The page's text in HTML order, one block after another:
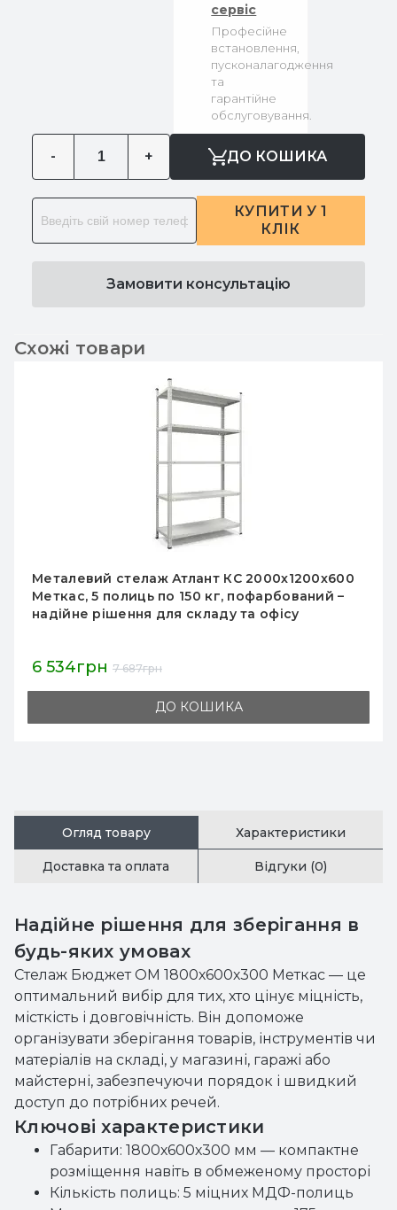
сервіс
Професійне
встановлення,
пусконалагодження
та
гарантійне
обслуговування.
- + ДО КОШИКА
КУПИТИ У 1
КЛІК
Замовити консультацію
Схожі товари
Металевий стелаж Атлант КС 2000х1200х600
Меткас, 5 полиць по 150 кг, пофарбований –
надійне рішення для складу та офісу
6 534грн 7 687грн
ДО КОШИКА
Огляд товару Характеристики
Доставка та оплата Відгуки (0)
Надійне рішення для зберігання в
будь-яких умовах
Стелаж Бюджет ОМ 1800х600х300 Меткас — це
оптимальний вибір для тих, хто цінує міцність,
місткість і довговічність. Він допоможе
організувати зберігання товарів, інструментів чи
матеріалів на складі, у магазині, гаражі або
майстерні, забезпечуючи порядок і швидкий
доступ до потрібних речей.
Ключові характеристики
Габарити: 1800х600х300 мм — компактне
розміщення навіть в обмеженому просторі
Кількість полиць: 5 міцних МДФ-полиць